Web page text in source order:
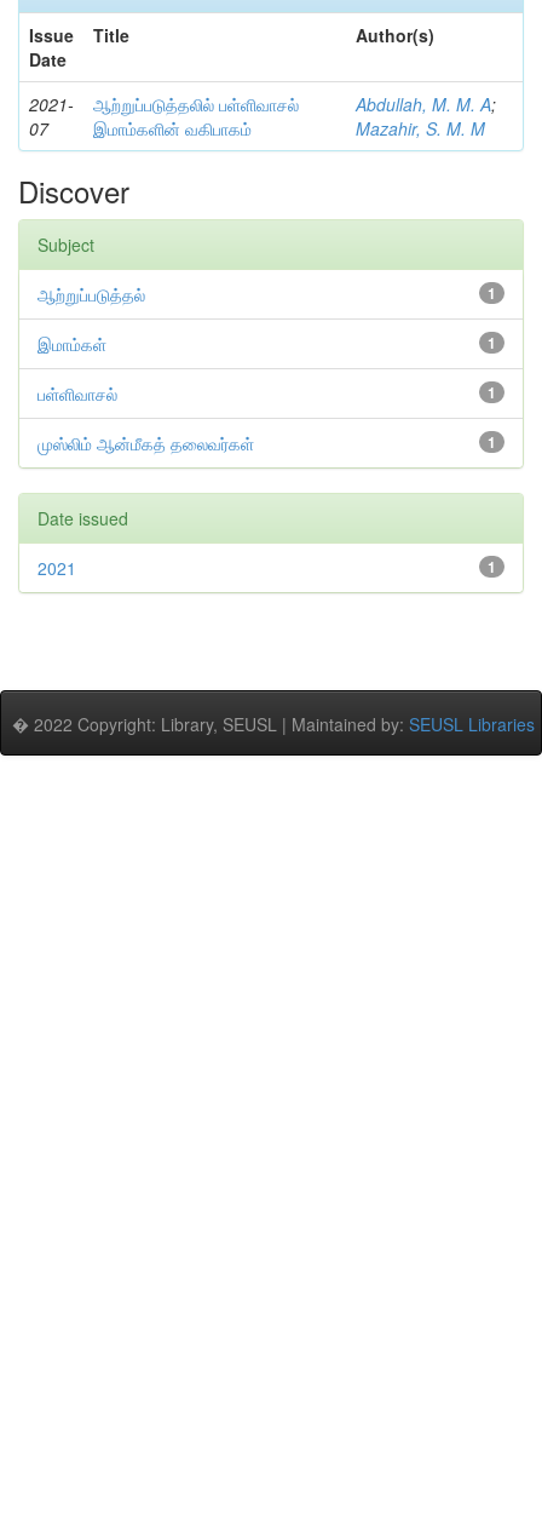
Issue
Date
Title Author(s)
2021-
07
ஆற்றுப்படுத்தலில் பள்ளிவாசல்
இமாம்களின் வகிபாகம்
Abdullah, M. M. A;
Mazahir, S. M. M
Discover
Subject
1
ஆற்றுப்படுத்தல்
1
இமாம்கள்
1
பள்ளிவாசல்
1
முஸ்லிம் ஆன்மீகத் தலைவர்கள்
Date issued
1
2021
� 2022 Copyright: Library, SEUSL | Maintained by: SEUSL Libraries